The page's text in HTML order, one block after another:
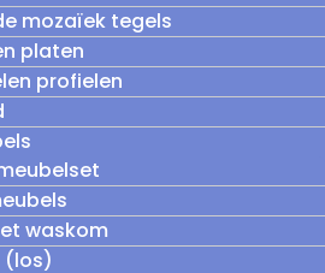
mozaïek tegels
platen
profielen
waskom
(los)